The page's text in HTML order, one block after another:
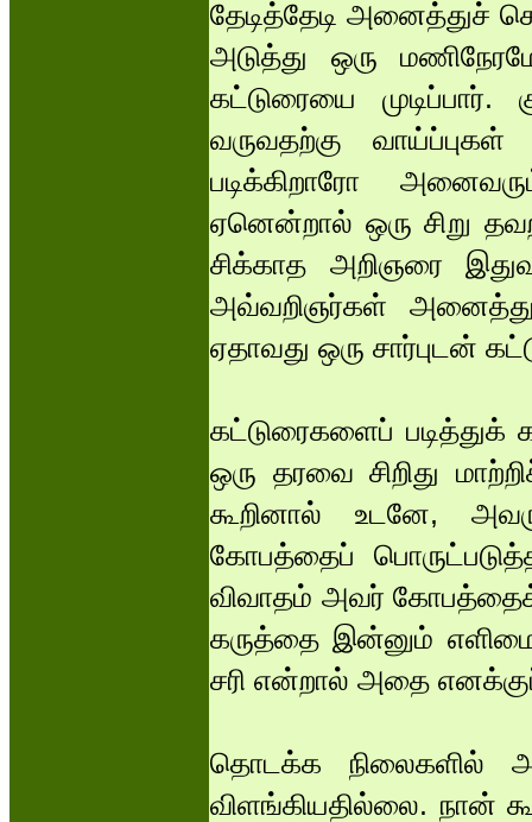
தேடித்தேடி அனைத்துச்
அடுத்து ஒரு
கட்டுரையை முடிப்பார்.
வருவதற்கு
படிக்கிறாரோ
ஏனென்றால் ஒரு சிறு
சிக்காத அறிஞரை
அவ்வறிஞர்கள்
ஏதாவது ஒரு சார்புடன்
கட்டுரைகளைப் படித்துக்
ஒரு தரவை சிறிது
கூறினால் உடனே,
கோபத்தைப்
விவாதம் அவர்
கருத்தை இன்னும்
சரி என்றால் அதை எனக்குப்
தொடக்க நிலைகளில்
விளங்கியதில்லை. நான்